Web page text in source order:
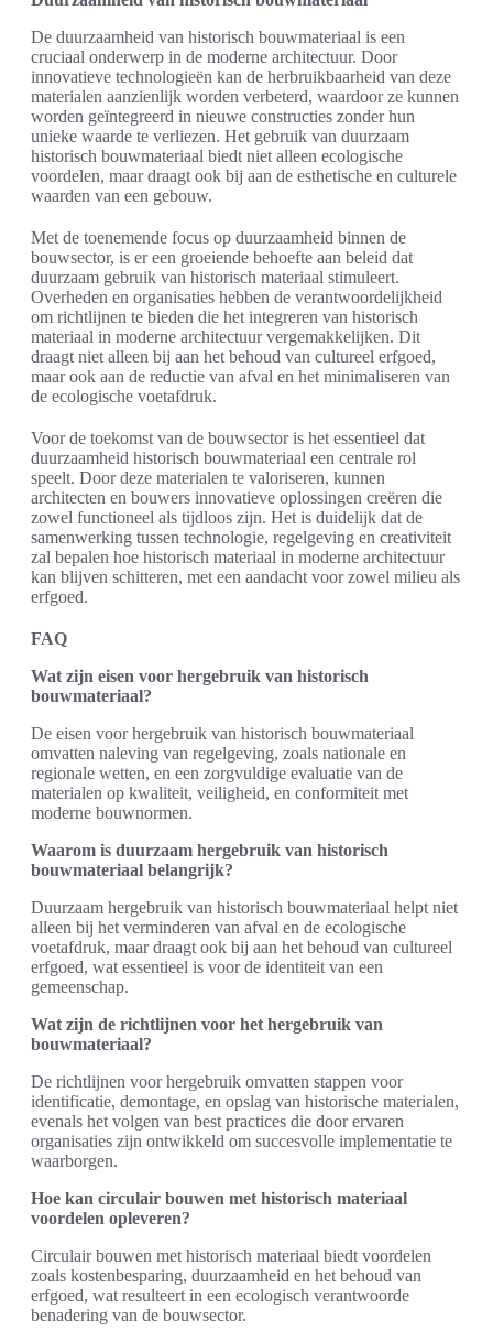
De duurzaamheid van historisch bouwmateriaal is een
cruciaal onderwerp in de moderne architectuur. Door
innovatieve technologieën kan de herbruikbaarheid van deze
materialen aanzienlijk worden verbeterd, waardoor ze kunnen
worden geïntegreerd in nieuwe constructies zonder hun
unieke waarde te verliezen. Het gebruik van duurzaam
historisch bouwmateriaal biedt niet alleen ecologische
voordelen, maar draagt ook bij aan de esthetische en culturele
waarden van een gebouw.
Met de toenemende focus op duurzaamheid binnen de
bouwsector, is er een groeiende behoefte aan beleid dat
duurzaam gebruik van historisch materiaal stimuleert.
Overheden en organisaties hebben de verantwoordelijkheid
om richtlijnen te bieden die het integreren van historisch
materiaal in moderne architectuur vergemakkelijken. Dit
draagt niet alleen bij aan het behoud van cultureel erfgoed,
maar ook aan de reductie van afval en het minimaliseren van
de ecologische voetafdruk.
Voor de toekomst van de bouwsector is het essentieel dat
duurzaamheid historisch bouwmateriaal een centrale rol
speelt. Door deze materialen te valoriseren, kunnen
architecten en bouwers innovatieve oplossingen creëren die
zowel functioneel als tijdloos zijn. Het is duidelijk dat de
samenwerking tussen technologie, regelgeving en creativiteit
zal bepalen hoe historisch materiaal in moderne architectuur
kan blijven schitteren, met een aandacht voor zowel milieu als
erfgoed.
FAQ
Wat zijn eisen voor hergebruik van historisch
bouwmateriaal?
De eisen voor hergebruik van historisch bouwmateriaal
omvatten naleving van regelgeving, zoals nationale en
regionale wetten, en een zorgvuldige evaluatie van de
materialen op kwaliteit, veiligheid, en conformiteit met
moderne bouwnormen.
Waarom is duurzaam hergebruik van historisch
bouwmateriaal belangrijk?
Duurzaam hergebruik van historisch bouwmateriaal helpt niet
alleen bij het verminderen van afval en de ecologische
voetafdruk, maar draagt ook bij aan het behoud van cultureel
erfgoed, wat essentieel is voor de identiteit van een
gemeenschap.
Wat zijn de richtlijnen voor het hergebruik van
bouwmateriaal?
De richtlijnen voor hergebruik omvatten stappen voor
identificatie, demontage, en opslag van historische materialen,
evenals het volgen van best practices die door ervaren
organisaties zijn ontwikkeld om succesvolle implementatie te
waarborgen.
Hoe kan circulair bouwen met historisch materiaal
voordelen opleveren?
Circulair bouwen met historisch materiaal biedt voordelen
zoals kostenbesparing, duurzaamheid en het behoud van
erfgoed, wat resulteert in een ecologisch verantwoorde
benadering van de bouwsector.